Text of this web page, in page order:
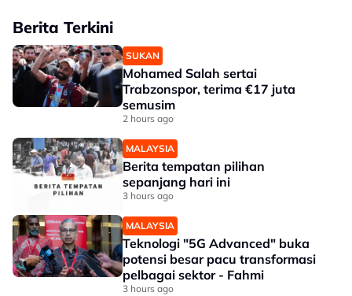
Berita Terkini
SUKAN
Mohamed Salah sertai
Trabzonspor, terima €17 juta
semusim
2 hours ago
MALAYSIA
Berita tempatan pilihan
sepanjang hari ini
3 hours ago
MALAYSIA
Teknologi "5G Advanced" buka
potensi besar pacu transformasi
pelbagai sektor - Fahmi
3 hours ago